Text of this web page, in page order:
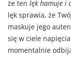
że ten lęk hamuje i
lęk sprawia, że
maskuje jego
się w ciele
momentalnie